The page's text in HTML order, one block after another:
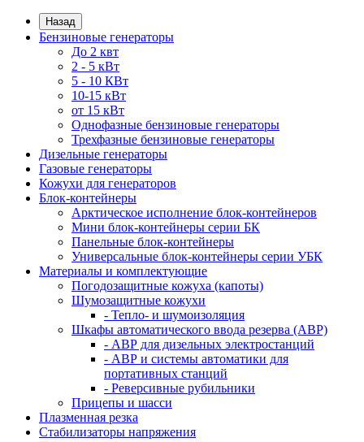
Назад
Бензиновые генераторы
До 2 квт
2 - 5 кВт
5 - 10 КВт
10-15 кВт
от 15 кВт
Однофазные бензиновые генераторы
Трехфазные бензиновые генераторы
Дизельные генераторы
Газовые генераторы
Кожухи для генераторов
Блок-контейнеры
Арктическое исполнение блок-контейнеров
Мини блок-контейнеры серии БК
Панельные блок-контейнеры
Универсальные блок-контейнеры серии УБК
Материалы и комплектующие
Погодозащитные кожуха (капоты)
Шумозащитные кожухи
- Тепло- и шумоизоляция
Шкафы автоматического ввода резерва (АВР)
- АВР для дизельных электростанций
- АВР и системы автоматики для
портативных станций
- Реверсивные рубильники
Прицепы и шасси
Плазменная резка
Стабилизаторы напряжения